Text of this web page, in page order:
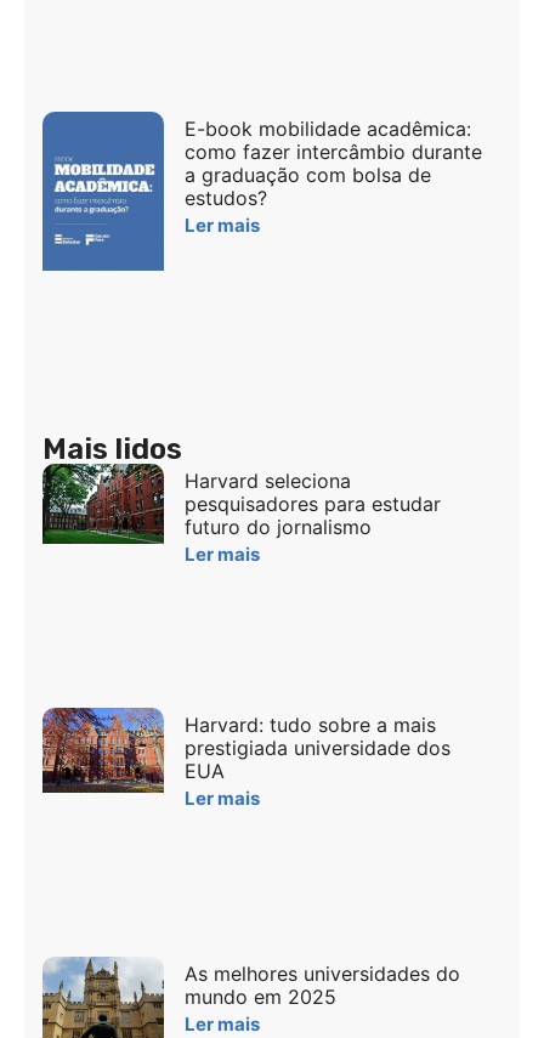
E-book mobilidade acadêmica:
como fazer intercâmbio durante
a graduação com bolsa de
estudos?
Ler mais
Mais lidos
Harvard seleciona
pesquisadores para estudar
futuro do jornalismo
Ler mais
Harvard: tudo sobre a mais
prestigiada universidade dos
EUA
Ler mais
As melhores universidades do
mundo em 2025
Ler mais